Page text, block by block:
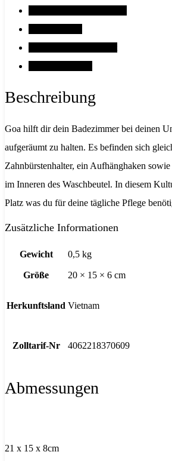
Beschreibung
Goa hilft dir dein Badezimmer bei deinen
aufgeräumt zu halten. Es befinden sich
Zahnbürstenhalter, ein Aufhänghaken
im Inneren des Waschbeutel. In diesem
Platz was du für deine tägliche Pflege
Zusätzliche Informationen
Gewicht 0,5 kg
Größe 20 × 15 × 6 cm
Herkunftsland Vietnam
Zolltarif-Nr 4062218370609
Abmessungen
21 x 15 x 8cm